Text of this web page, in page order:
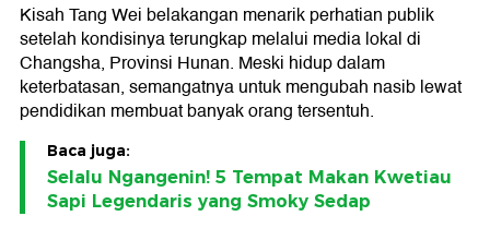
Kisah Tang Wei belakangan menarik perhatian publik
setelah kondisinya terungkap melalui media lokal di
Changsha, Provinsi Hunan. Meski hidup dalam
keterbatasan, semangatnya untuk mengubah nasib lewat
pendidikan membuat banyak orang tersentuh.
Baca juga:
Selalu Ngangenin! 5 Tempat Makan Kwetiau
Sapi Legendaris yang Smoky Sedap